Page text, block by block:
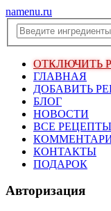
namenu.ru
ОТКЛЮЧИТЬ
ГЛАВНАЯ
ДОБАВИТЬ
БЛОГ
НОВОСТИ
ВСЕ РЕЦЕПТЫ
КОНТАКТЫ
ПОДАРОК
Авторизация